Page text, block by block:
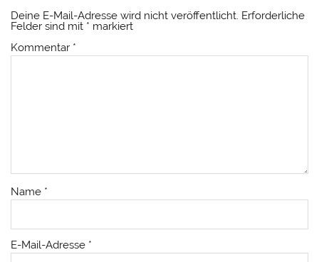
Deine E-Mail-Adresse wird nicht veröffentlicht. Erforderliche
Felder sind mit * markiert
Kommentar *
Name *
E-Mail-Adresse *